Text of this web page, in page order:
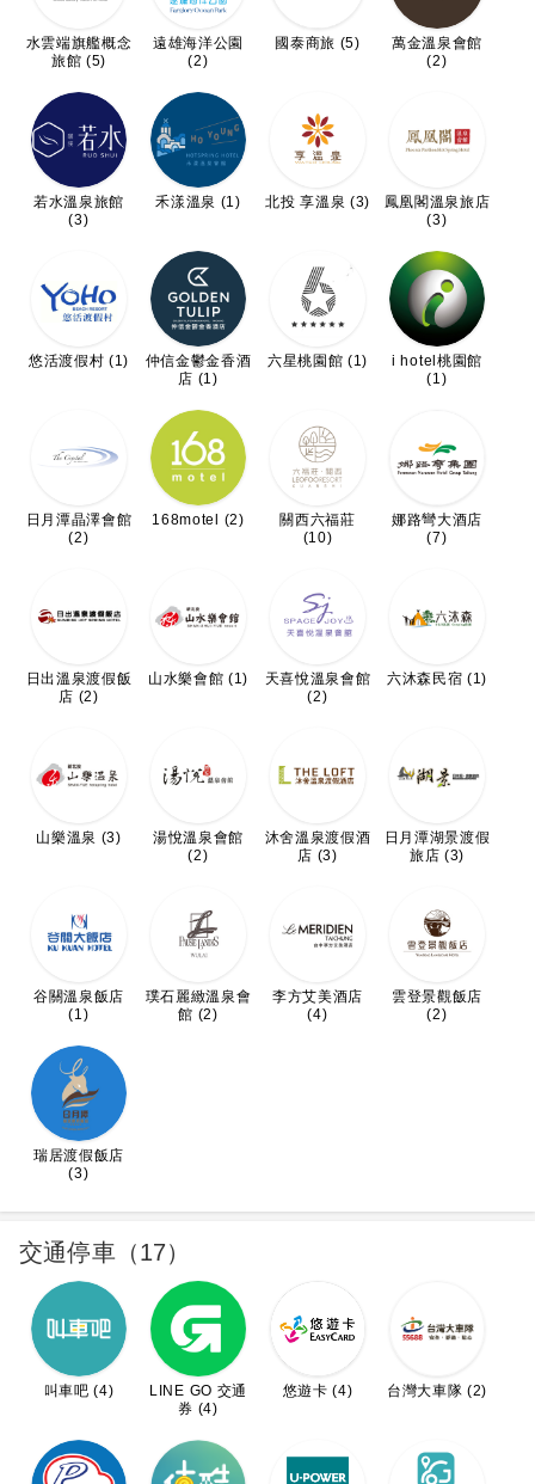
水雲端旗艦概念
旅館 (5)
遠雄海洋公園
(2)
國泰商旅 (5)
萬金溫泉會館
(2)
若水溫泉旅館
(3)
禾漾溫泉 (1) 北投 享溫泉 (3)
鳳凰閣溫泉旅店
(3)
悠活渡假村 (1)
仲信金鬱金香酒
店 (1)
六星桃園館 (1)
i hotel桃園館
(1)
日月潭晶澤會館
(2)
168motel (2)
關西六福莊
(10)
娜路彎大酒店
(7)
日出溫泉渡假飯
店 (2)
山水樂會館 (1)
天喜悅溫泉會館
(2)
六沐森民宿 (1)
山樂溫泉 (3)
湯悅溫泉會館
(2)
沐舍溫泉渡假酒
店 (3)
日月潭湖景渡假
旅店 (3)
谷關溫泉飯店
(1)
璞石麗緻溫泉會
館 (2)
李方艾美酒店
(4)
雲登景觀飯店
(2)
瑞居渡假飯店
(3)
交通停車（17）
叫車吧 (4)
LINE GO 交通
券 (4)
悠遊卡 (4) 台灣大車隊 (2)